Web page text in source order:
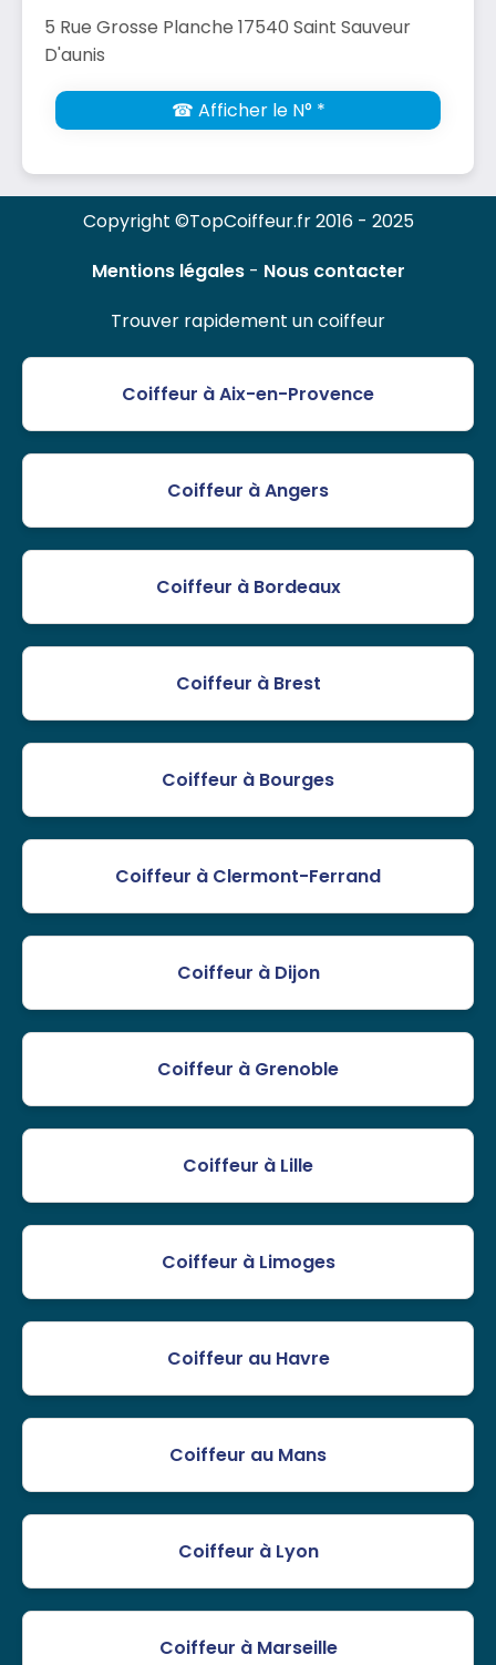
5 Rue Grosse Planche 17540 Saint Sauveur
D'aunis
☎ Afficher le N° *
Copyright ©TopCoiffeur.fr 2016 - 2025
Mentions légales- Nous contacter
Trouver rapidement un coiffeur
Coiffeur à Aix-en-Provence
Coiffeur à Angers
Coiffeur à Bordeaux
Coiffeur à Brest
Coiffeur à Bourges
Coiffeur à Clermont-Ferrand
Coiffeur à Dijon
Coiffeur à Grenoble
Coiffeur à Lille
Coiffeur à Limoges
Coiffeur au Havre
Coiffeur au Mans
Coiffeur à Lyon
Coiffeur à Marseille